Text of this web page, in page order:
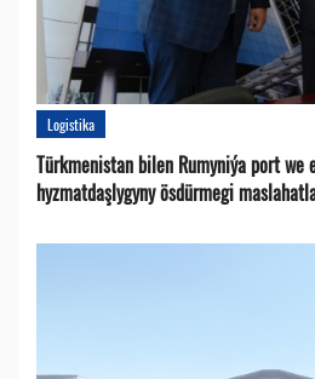
Logistika
Türkmenistan bilen Rumyniýa port we
hyzmatdaşlygyny ösdürmegi